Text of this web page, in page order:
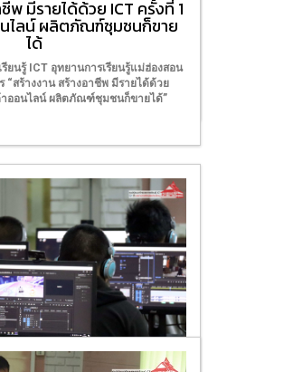
ยนรู้ ICT แม่ฮ่องสอน อุทยานการเรียน
ตร “การเล่าเรื่องเพื่อสร้างมูลค่าเพิ่ม
ต่อวิดีโอ เมื่อวันที่ 21 - 23 กุมภาพันธ์
น. ณ ห้องอบรมคอมพิวเตอร์ ศูนย์ ICT
พ มีรายได้ด้วย ICT ครั้งที่ 1
ไลน์ ผลิตภัณฑ์ชุมชนก็ขาย
ได้
นรู้ ICT อุทยานการเรียนรู้แม่ฮ่องสอน
“สร้างงาน สร้างอาชีพ มีรายได้ด้วย
าออนไลน์ ผลิตภัณฑ์ชุมชนก็ขายได้”